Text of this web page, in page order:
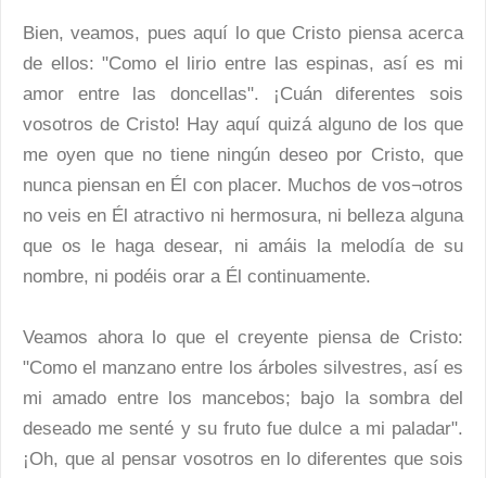
Bien, veamos, pues aquí lo que Cristo piensa acerca
de ellos: "Como el lirio entre las espinas, así es mi
amor entre las doncellas". ¡Cuán diferentes sois
vosotros de Cristo! Hay aquí quizá alguno de los que
me oyen que no tiene ningún deseo por Cristo, que
nunca piensan en Él con placer. Muchos de vos¬otros
no veis en Él atractivo ni hermosura, ni belleza alguna
que os le haga desear, ni amáis la melodía de su
nombre, ni podéis orar a Él continuamente.
Veamos ahora lo que el creyente piensa de Cristo:
"Como el manzano entre los árboles silvestres, así es
mi amado entre los mancebos; bajo la sombra del
deseado me senté y su fruto fue dulce a mi paladar".
¡Oh, que al pensar vosotros en lo diferentes que sois